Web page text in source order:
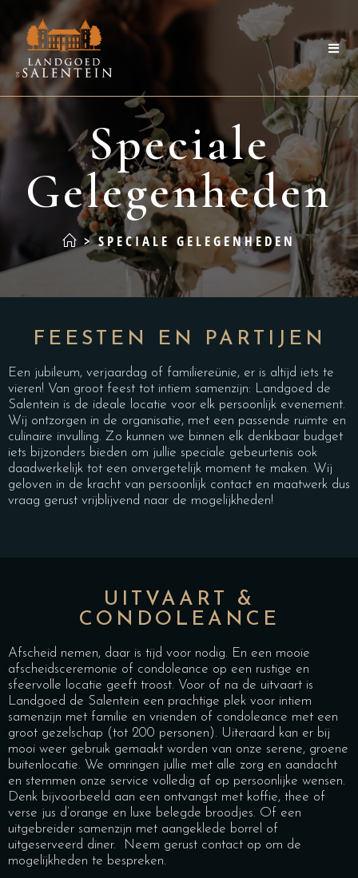
Speciale
Gelegenheden
> SPECIALE GELEGENHEDEN
FEESTEN EN PARTIJEN
Een jubileum, verjaardag of familiereünie, er is altijd iets te
vieren! Van groot feest tot intiem samenzijn: Landgoed de
Salentein is de ideale locatie voor elk persoonlijk evenement.
Wij ontzorgen in de organisatie, met een passende ruimte en
culinaire invulling. Zo kunnen we binnen elk denkbaar budget
iets bijzonders bieden om jullie speciale gebeurtenis ook
daadwerkelijk tot een onvergetelijk moment te maken. Wij
geloven in de kracht van persoonlijk contact en maatwerk dus
vraag gerust vrijblijvend naar de mogelijkheden!
UITVAART &
CONDOLEANCE
Afscheid nemen, daar is tijd voor nodig. En een mooie
afscheidsceremonie of condoleance op een rustige en
sfeervolle locatie geeft troost. Voor of na de uitvaart is
Landgoed de Salentein een prachtige plek voor intiem
samenzijn met familie en vrienden of condoleance met een
groot gezelschap (tot 200 personen). Uiteraard kan er bij
mooi weer gebruik gemaakt worden van onze serene, groene
buitenlocatie. We omringen jullie met alle zorg en aandacht
en stemmen onze service volledig af op persoonlijke wensen.
Denk bijvoorbeeld aan een ontvangst met koffie, thee of
verse jus d’orange en luxe belegde broodjes. Of een
uitgebreider samenzijn met aangeklede borrel of
uitgeserveerd diner. Neem gerust contact op om de
mogelijkheden te bespreken.